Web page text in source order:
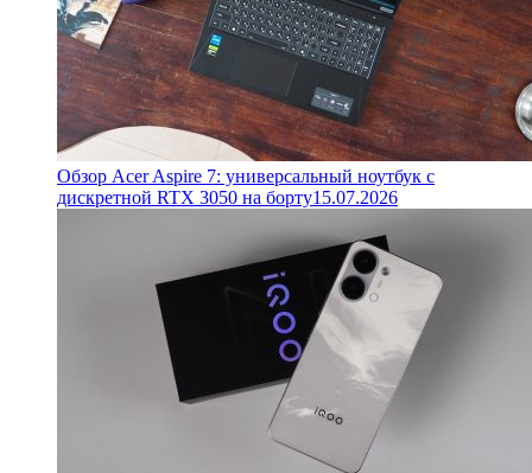
Обзор Acer Aspire 7: универсальный ноутбук с
дискретной RTX 3050 на борту15.07.2026